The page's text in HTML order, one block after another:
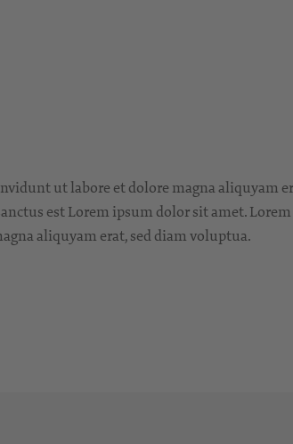
ut labore et dolore magna aliquyam
est Lorem ipsum dolor sit amet.
aliquyam erat, sed diam voluptua.